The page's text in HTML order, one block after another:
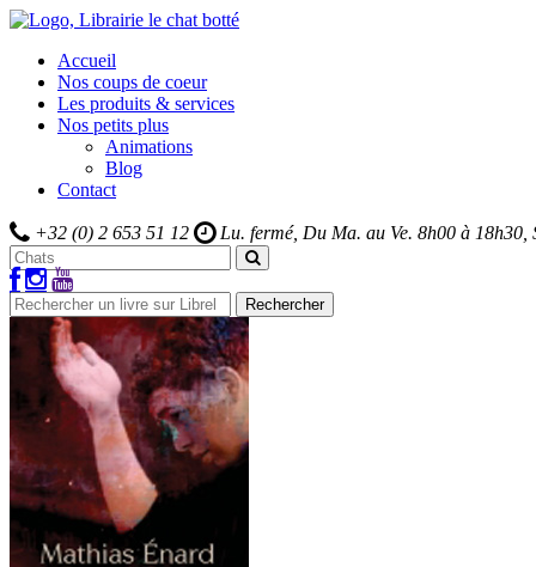
Accueil
Nos coups de coeur
Les produits & services
Nos petits plus
Animations
Blog
Contact
+32 (0) 2 653 51 12 Lu. fermé, Du Ma. au Ve. 8h00 à 18h30,
Rechercher